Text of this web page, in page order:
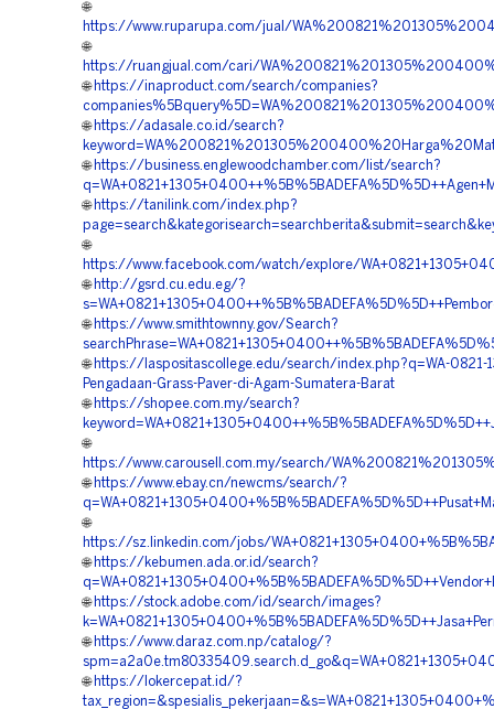
🌐
https://www.ruparupa.com/jual/
🌐
https://ruangjual.com/cari/
🌐 https://inaproduct.com/search/companies?
🌐 https://adasale.co.id/search?
🌐 https://business.englewoodchamber.com/list/search?
🌐 https://tanilink.com/index.php?
🌐
https://www.facebook.com/watch/explore/
🌐 http://gsrd.cu.edu.eg/?
🌐 https://www.smithtownny.gov/Search?
🌐 https://laspositascollege.edu/search/index.php?q=WA-
Pengadaan-Grass-Paver-di-Agam-Sumatera-Barat
🌐 https://shopee.com.my/search?
🌐
https://www.carousell.com.my/search/
🌐 https://www.ebay.cn/newcms/search/?
🌐
https://sz.linkedin.com/jobs/
🌐 https://kebumen.ada.or.id/search?
🌐 https://stock.adobe.com/id/search/images?
🌐 https://www.daraz.com.np/catalog/?
🌐 https://lokercepat.id/?